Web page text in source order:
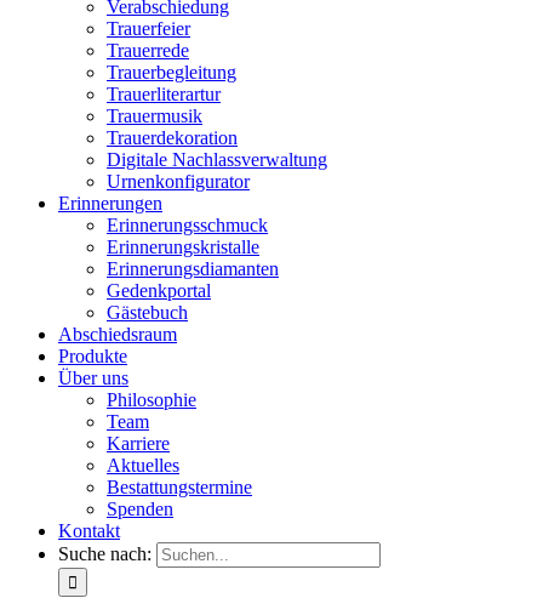
Verabschiedung
Trauerfeier
Trauerrede
Trauerbegleitung
Trauerliterartur
Trauermusik
Trauerdekoration
Digitale Nachlassverwaltung
Urnenkonfigurator
Erinnerungen
Erinnerungsschmuck
Erinnerungskristalle
Erinnerungsdiamanten
Gedenkportal
Gästebuch
Abschiedsraum
Produkte
Über uns
Philosophie
Team
Karriere
Aktuelles
Bestattungstermine
Spenden
Kontakt
Suche nach: